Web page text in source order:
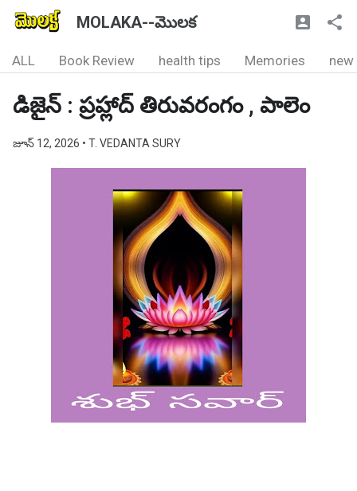
MOLAKA--మొలక
ALL Book Review health tips Memories new
డిజైన్ : ప్రహ్లాద్ తిరువరంగం , పాలెం
జూన్ 12, 2026 • T. VEDANTA SURY